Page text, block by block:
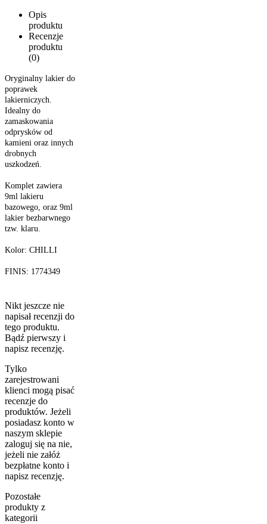
Opis
produktu
Recenzje
produktu
(0)
Oryginalny lakier do
poprawek
lakierniczych.
Idealny do
zamaskowania
odprysków od
kamieni oraz innych
drobnych
uszkodzeń.
Komplet zawiera
9ml lakieru
bazowego, oraz 9ml
lakier bezbarwnego
tzw. klaru.
Kolor: CHILLI
FINIS: 1774349
Nikt jeszcze nie
napisał recenzji do
tego produktu.
Bądź pierwszy i
napisz recenzję.
Tylko
zarejestrowani
klienci mogą pisać
recenzje do
produktów. Jeżeli
posiadasz konto w
naszym sklepie
zaloguj się na nie,
jeżeli nie załóż
bezpłatne konto i
napisz recenzję.
Pozostałe
produkty z
kategorii